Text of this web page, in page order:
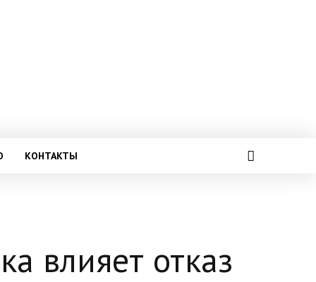
КОНТАКТЫ
влияет отказ